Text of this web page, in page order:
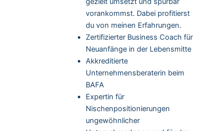
vorankommst. Dabei profitierst
du von meinen Erfahrungen.
Zertifizierter Business Coach für
Neuanfänge in der Lebensmitte
Akkreditierte
Unternehmensberaterin beim
BAFA
Expertin für
Nischenpositionierungen
ungewöhnlicher